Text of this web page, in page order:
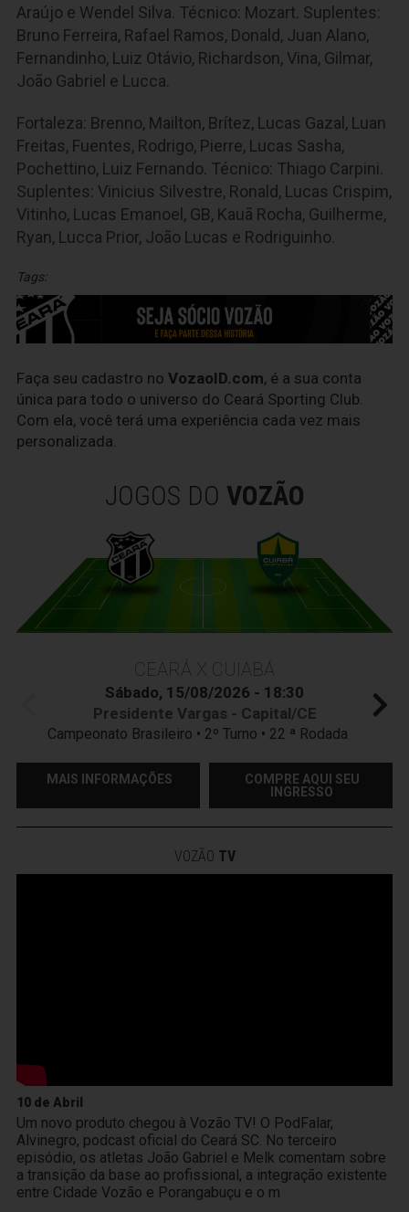
Araújo e Wendel Silva. Técnico: Mozart. Suplentes:
Bruno Ferreira, Rafael Ramos, Donald, Juan Alano,
Fernandinho, Luiz Otávio, Richardson, Vina, Gilmar,
João Gabriel e Lucca.
Fortaleza: Brenno, Mailton, Brítez, Lucas Gazal, Luan
Freitas, Fuentes, Rodrigo, Pierre, Lucas Sasha,
Pochettino, Luiz Fernando. Técnico: Thiago Carpini.
Suplentes: Vinicius Silvestre, Ronald, Lucas Crispim,
Vitinho, Lucas Emanoel, GB, Kauã Rocha, Guilherme,
Ryan, Lucca Prior, João Lucas e Rodriguinho.
Tags:
Faça seu cadastro no VozaoID.com, é a sua conta
única para todo o universo do Ceará Sporting Club.
Com ela, você terá uma experiência cada vez mais
personalizada.
JOGOS DO VOZÃO
CEARÁ X CUIABÁ
Sábado, 15/08/2026 - 18:30
Presidente Vargas - Capital/CE
Campeonato Brasileiro • 2º Turno • 22 ª Rodada
MAIS INFORMAÇÕES
COMPRE AQUI SEU
INGRESSO
VOZÃO TV
10 de Abril
Um novo produto chegou à Vozão TV! O PodFalar,
Alvinegro, podcast oficial do Ceará SC. No terceiro
episódio, os atletas João Gabriel e Melk comentam sobre
a transição da base ao profissional, a integração existente
entre Cidade Vozão e Porangabuçu e o m